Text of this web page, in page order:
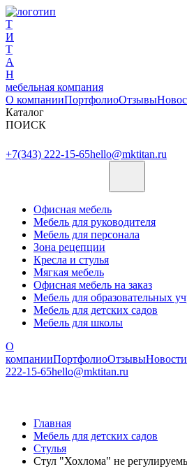
Т
И
Т
А
Н
мебельная компания
О компанииПортфолиоОтзывы
Каталог
ПОИСК
+7(343) 222-15-65hello@mktitan.ru
Офисная мебель
Мебель для руководителя
Мебель для персонала
Зона рецепции
Кресла и стулья
Мягкая мебель
Офисная мебель на заказ
Мебель для образовательных
Мебель для детских садов
Мебель для школы
О
компанииПортфолиоОтзывыНовости
222-15-65hello@mktitan.ru
Главная
Мебель для детских садов
Стулья
Стул "Хохлома" не